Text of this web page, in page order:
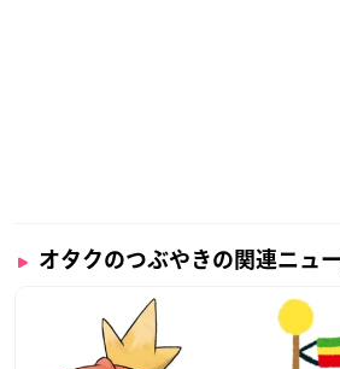
オタクのつぶやきの関連ニュ